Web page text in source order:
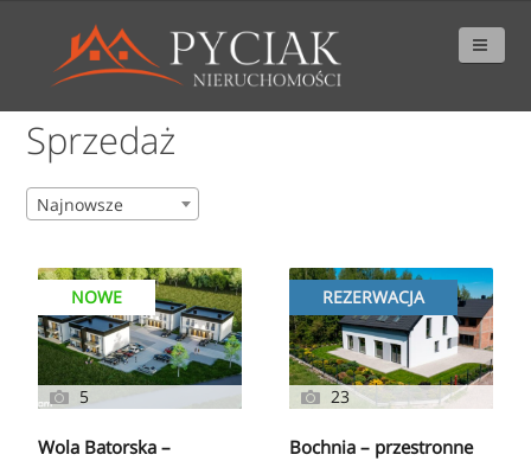
Sprzedaż
Najnowsze
NOWE
5
Wola Batorska –
REZERWACJA
23
Bochnia – przestronne